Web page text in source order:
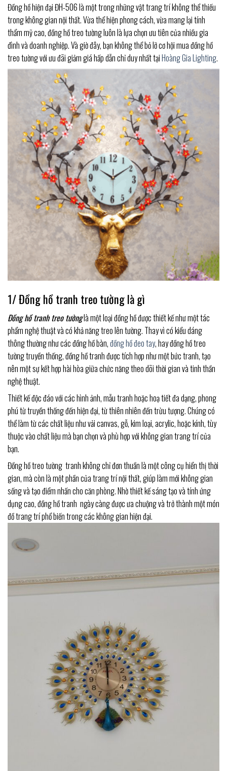
Đồng hồ hiện đại ĐH-506 là một trong những vật trang trí không thể thiếu
trong không gian nội thất. Vừa thể hiện phong cách, vừa mang lại tính
thẩm mỹ cao, đồng hồ treo tường luôn là lựa chọn ưu tiên của nhiều gia
đình và doanh nghiệp. Và giờ đây, bạn không thể bỏ lỡ cơ hội mua đồng hồ
treo tường với ưu đãi giảm giá hấp dẫn chỉ duy nhất tạiHoàng Gia Lighting.
1/ Đồng hồ tranh treo tường là gì
Đồng hồ tranh treo tườnglà một loại đồng hồ được thiết kế như một tác
phẩm nghệ thuật và có khả năng treo lên tường. Thay vì có kiểu dáng
thông thường như các đồng hồ bàn,đồng hồ đeo tay, hay đồng hồ treo
tường truyền thống, đồng hồ tranh được tích hợp như một bức tranh, tạo
nên một sự kết hợp hài hòa giữa chức năng theo dõi thời gian và tinh thần
nghệ thuật.
Thiết kế độc đáo với các hình ảnh, mẫu tranh hoặc hoạ tiết đa dạng, phong
phú từ truyền thống đến hiện đại, từ thiên nhiên đến trừu tượng. Chúng có
thể làm từ các chất liệu như vải canvas, gỗ, kim loại, acrylic, hoặc kính, tùy
thuộc vào chất liệu mà bạn chọn và phù hợp với không gian trang trí của
bạn.
Đồng hồ treo tường tranh không chỉ đơn thuần là một công cụ hiển thị thời
gian, mà còn là một phần của trang trí nội thất, giúp làm mới không gian
sống và tạo điểm nhấn cho căn phòng. Nhờ thiết kế sáng tạo và tính ứng
dụng cao, đồng hồ tranh ngày càng được ưa chuộng và trở thành một món
đồ trang trí phổ biến trong các không gian hiện đại.